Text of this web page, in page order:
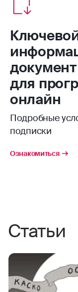
для
онлайн
Подробные
подписки
Ознакомиться
Статьи